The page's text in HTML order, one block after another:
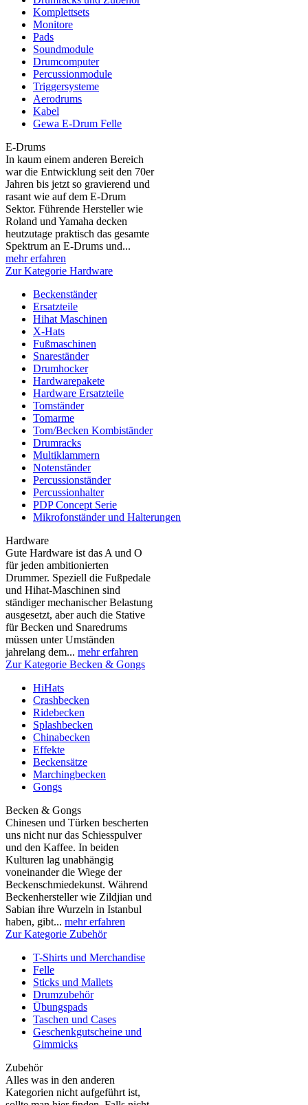
Komplettsets
Monitore
Pads
Soundmodule
Drumcomputer
Percussionmodule
Triggersysteme
Aerodrums
Kabel
Gewa E-Drum Felle
E-Drums
In kaum einem anderen Bereich
war die Entwicklung seit den 70er
Jahren bis jetzt so gravierend und
rasant wie auf dem E-Drum
Sektor. Führende Hersteller wie
Roland und Yamaha decken
heutzutage praktisch das gesamte
Spektrum an E-Drums und...
mehr erfahren
Zur Kategorie Hardware
Beckenständer
Ersatzteile
Hihat Maschinen
X-Hats
Fußmaschinen
Snareständer
Drumhocker
Hardwarepakete
Hardware Ersatzteile
Tomständer
Tomarme
Tom/Becken Kombiständer
Drumracks
Multiklammern
Notenständer
Percussionständer
Percussionhalter
PDP Concept Serie
Mikrofonständer und Halterungen
Hardware
Gute Hardware ist das A und O
für jeden ambitionierten
Drummer. Speziell die Fußpedale
und Hihat-Maschinen sind
ständiger mechanischer Belastung
ausgesetzt, aber auch die Stative
für Becken und Snaredrums
müssen unter Umständen
jahrelang dem... mehr erfahren
Zur Kategorie Becken & Gongs
HiHats
Crashbecken
Ridebecken
Splashbecken
Chinabecken
Effekte
Beckensätze
Marchingbecken
Gongs
Becken & Gongs
Chinesen und Türken bescherten
uns nicht nur das Schiesspulver
und den Kaffee. In beiden
Kulturen lag unabhängig
voneinander die Wiege der
Beckenschmiedekunst. Während
Beckenhersteller wie Zildjian und
Sabian ihre Wurzeln in Istanbul
haben, gibt... mehr erfahren
Zur Kategorie Zubehör
T-Shirts und Merchandise
Felle
Sticks und Mallets
Drumzubehör
Übungspads
Taschen und Cases
Geschenkgutscheine und
Gimmicks
Zubehör
Alles was in den anderen
Kategorien nicht aufgeführt ist,